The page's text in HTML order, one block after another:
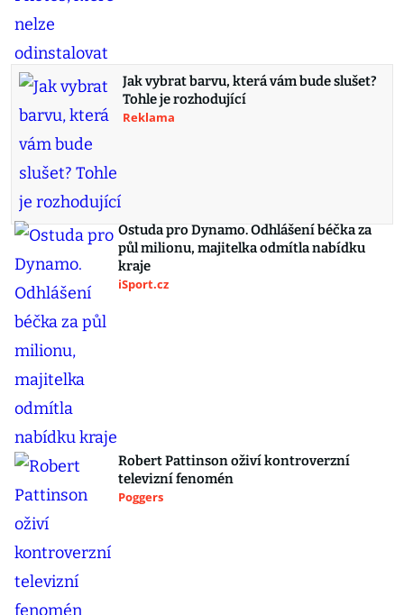
Jak vybrat barvu, která vám bude slušet?
Tohle je rozhodující
Reklama
Ostuda pro Dynamo. Odhlášení béčka za
půl milionu, majitelka odmítla nabídku
kraje
iSport.cz
Robert Pattinson oživí kontroverzní
televizní fenomén
Poggers